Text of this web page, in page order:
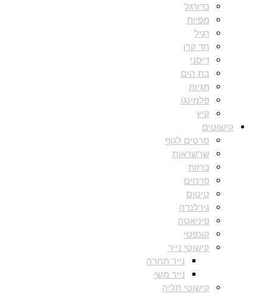
כדורגל
מפיות
רגיל
חד קרן
דיסני
בת הים
תגיות
פלמינגו
קיץ
קישוטים
סרטים לגוף
שרשראות
כרזות
פרנזים
טיטוס
גירלנדה
פיניאטה
קונפטי
קישוטי נייר
נייר תחרה
נייר משי
קישוטי תליה